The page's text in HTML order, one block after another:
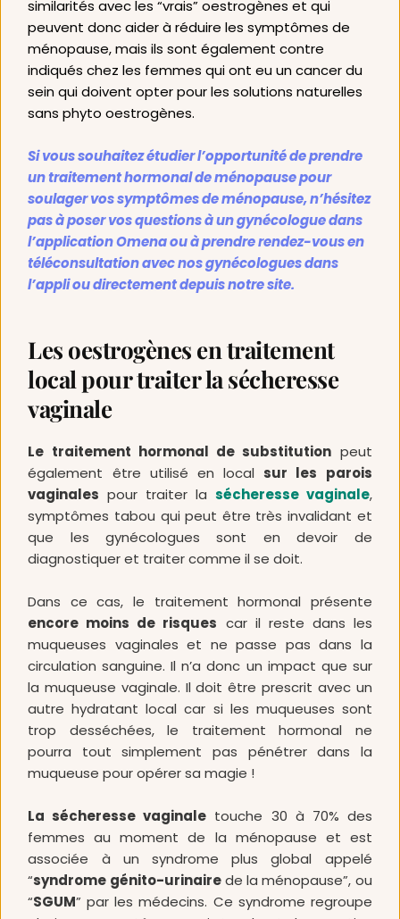
similarités avec les “vrais” oestrogènes et qui
peuvent donc aider à réduire les symptômes de
ménopause, mais ils sont également contre
indiqués chez les femmes qui ont eu un cancer du
sein qui doivent opter pour les solutions naturelles
sans phyto oestrogènes.
Si vous souhaitez étudier l’opportunité de prendre
un traitement hormonal de ménopause pour
soulager vos symptômes de ménopause, n’hésitez
pas à poser vos questions à un gynécologue dans
l’application Omena ou à prendre rendez-vous en
téléconsultation avec nos gynécologues dans
l’appli ou directement depuis notre site.
Les oestrogènes en traitement
local pour traiter la sécheresse
vaginale
Le traitement hormonal de substitution peut
également être utilisé en local sur les parois
vaginales pour traiter la sécheresse vaginale,
symptômes tabou qui peut être très invalidant et
que les gynécologues sont en devoir de
diagnostiquer et traiter comme il se doit.
encore moins de risques car il reste dans les
muqueuses vaginales et ne passe pas dans la
circulation sanguine. Il n’a donc un impact que sur
la muqueuse vaginale. Il doit être prescrit avec un
autre hydratant local car si les muqueuses sont
trop desséchées, le traitement hormonal ne
pourra tout simplement pas pénétrer dans la
muqueuse pour opérer sa magie !
La sécheresse vaginale touche 30 à 70% des
femmes au moment de la ménopause et est
associée à un syndrome plus global appelé
“syndrome génito-urinaire de la ménopause”, ou
“SGUM” par les médecins. Ce syndrome regroupe